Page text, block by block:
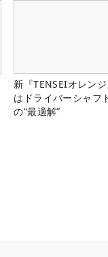
新『TENSEIオレンジ
はドライバーシャフ
の“最適解”